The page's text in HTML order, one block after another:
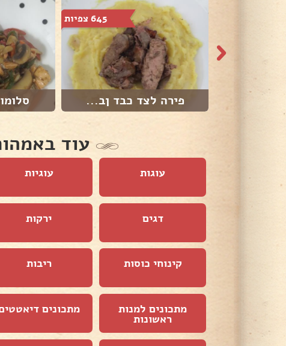
645 צפיות
פירה לצד כבד ןב...
עוד
עוגות עוגיות
דגים ירקות
קינוחי כוסות ריבות
מתכונים למנות
ראשונות
מתכונים